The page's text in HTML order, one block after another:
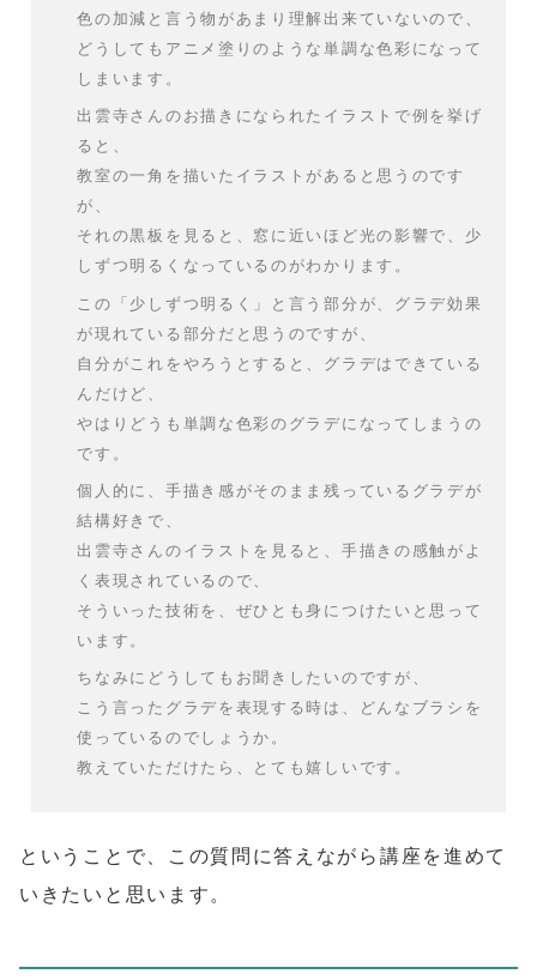
色の加減と言う物があまり理解出来ていないので、
どうしてもアニメ塗りのような単調な色彩になって
しまいます。
出雲寺さんのお描きになられたイラストで例を挙げ
ると、
教室の一角を描いたイラストがあると思うのです
が、
それの黒板を見ると、窓に近いほど光の影響で、少
しずつ明るくなっているのがわかります。
この「少しずつ明るく」と言う部分が、グラデ効果
が現れている部分だと思うのですが、
自分がこれをやろうとすると、グラデはできている
んだけど、
やはりどうも単調な色彩のグラデになってしまうの
です。
個人的に、手描き感がそのまま残っているグラデが
結構好きで、
出雲寺さんのイラストを見ると、手描きの感触がよ
く表現されているので、
そういった技術を、ぜひとも身につけたいと思って
います。
ちなみにどうしてもお聞きしたいのですが、
こう言ったグラデを表現する時は、どんなブラシを
使っているのでしょうか。
教えていただけたら、とても嬉しいです。
ということで、この質問に答えながら講座を進めて
いきたいと思います。